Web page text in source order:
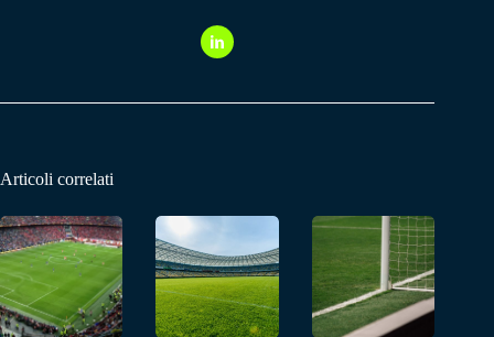
Articoli correlati